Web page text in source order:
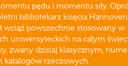
pędu i momentu siły.
bibliotekarz księcia
wciąż powszechnie stosowany w
uniwersyteckich na całym
zwany dzisiaj klasycznym,
katalogów rzeczowych.